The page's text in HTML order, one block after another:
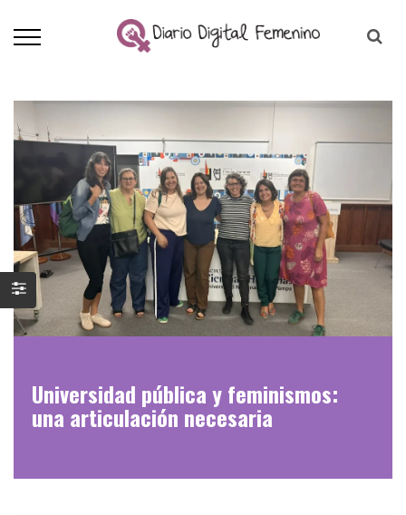
Universidad pública y feminismos:
una articulación necesaria